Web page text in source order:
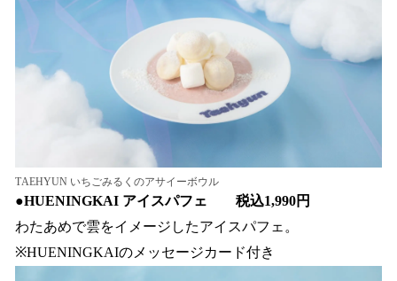
TAEHYUN いちごみるくのアサイーボウル
●HUENINGKAI アイスパフェ 税込1,990円
わたあめで雲をイメージしたアイスパフェ。
※HUENINGKAIのメッセージカード付き